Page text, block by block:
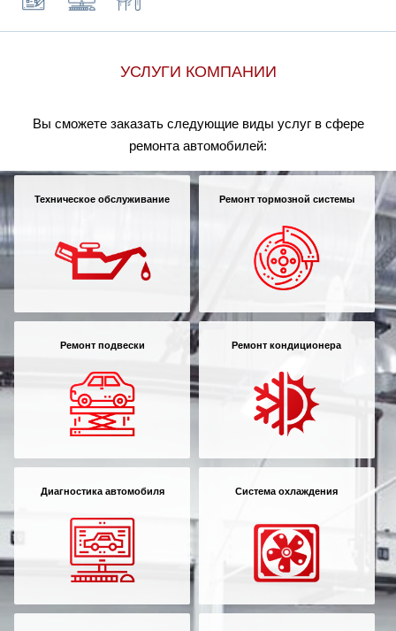
УСЛУГИ КОМПАНИИ
Вы сможете заказать следующие виды услуг в сфере
ремонта автомобилей:
Техническое обслуживание Ремонт тормозной системы
Ремонт подвески Ремонт кондиционера
Диагностика автомобиля Система охлаждения